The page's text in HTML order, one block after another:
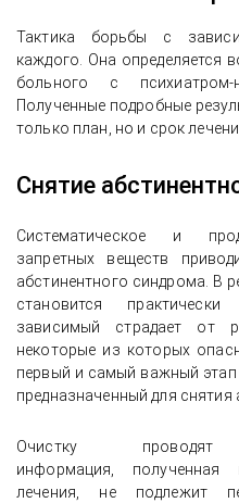
Тактика борьбы с
каждого. Она определяется
больного с
Полученные подробные
только план, но и срок
Снятие
Систематическое и
запретных веществ
абстинентного синдрома. В
становится
зависимый страдает от
некоторые из которых
первый и самый важный этап
предназначенный для снятия
Очистку
информация,
лечения, не подлежит